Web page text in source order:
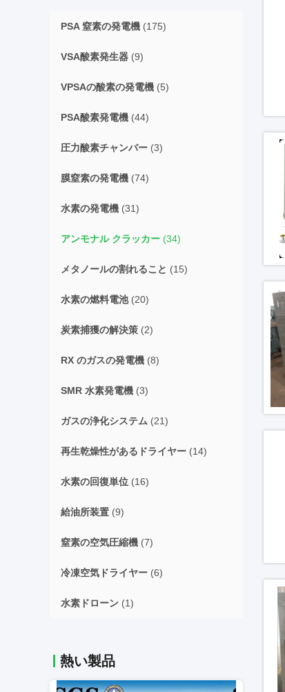
PSA 窒素の発電機 (175)
VSA酸素発生器 (9)
VPSAの酸素の発電機 (5)
PSA酸素発電機 (44)
圧力酸素チャンバー (3)
膜窒素の発電機 (74)
水素の発電機 (31)
アンモナル クラッカー (34)
メタノールの割れること (15)
水素の燃料電池(20)
炭素捕獲の解決策 (2)
RX のガスの発電機 (8)
SMR 水素発電機 (3)
ガスの浄化システム (21)
再生乾燥性があるドライヤー (14)
水素の回復単位 (16)
給油所装置 (9)
窒素の空気圧縮機 (7)
冷凍空気ドライヤー (6)
水素ドローン (1)
熱い製品